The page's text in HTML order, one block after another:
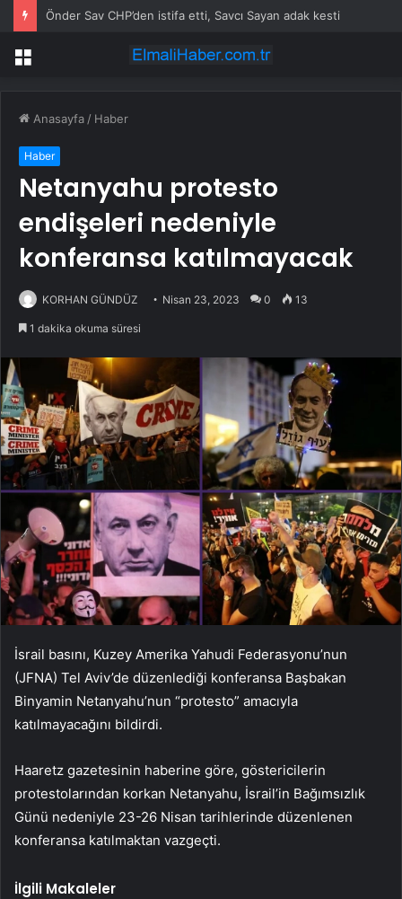
Önder Sav CHP’den istifa etti, Savcı Sayan adak kesti
Menü
Anasayfa / Haber
Haber
Netanyahu protesto
endişeleri nedeniyle
konferansa katılmayacak
KORHAN GÜNDÜZ Nisan 23, 2023 0 13
1 dakika okuma süresi
İsrail basını, Kuzey Amerika Yahudi Federasyonu’nun
(JFNA) Tel Aviv’de düzenlediği konferansa Başbakan
Binyamin Netanyahu’nun “protesto” amacıyla
katılmayacağını bildirdi.
Haaretz gazetesinin haberine göre, göstericilerin
protestolarından korkan Netanyahu, İsrail’in Bağımsızlık
Günü nedeniyle 23-26 Nisan tarihlerinde düzenlenen
konferansa katılmaktan vazgeçti.
İlgili Makaleler